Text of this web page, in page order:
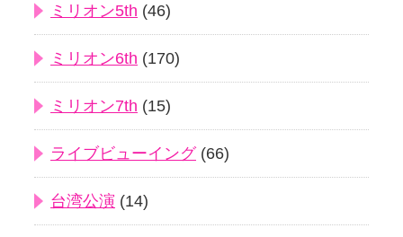
ミリオン5th (46)
ミリオン6th (170)
ミリオン7th (15)
ライブビューイング(66)
台湾公演 (14)